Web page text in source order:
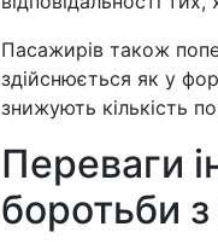
Пасажирів також
здійснюється як у
знижують кількість
Переваги
боротьби